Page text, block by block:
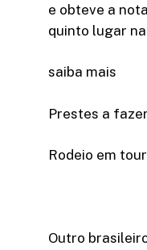
e obteve a
quinto lugar
saiba mais
Prestes a
Rodeio em
Outro